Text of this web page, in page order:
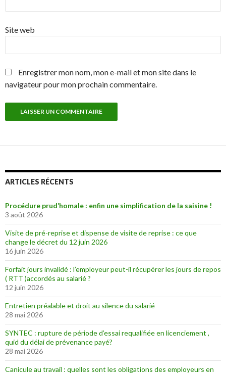
Site web
Enregistrer mon nom, mon e-mail et mon site dans le
navigateur pour mon prochain commentaire.
ARTICLES RÉCENTS
Procédure prud’homale : enfin une simplification de la saisine !
3 août 2026
Visite de pré-reprise et dispense de visite de reprise : ce que
change le décret du 12 juin 2026
16 juin 2026
Forfait jours invalidé : l’employeur peut-il récupérer les jours de repos
( RTT )accordés au salarié ?
12 juin 2026
Entretien préalable et droit au silence du salarié
28 mai 2026
SYNTEC : rupture de période d’essai requalifiée en licenciement ,
quid du délai de prévenance payé?
28 mai 2026
Canicule au travail : quelles sont les obligations des employeurs en